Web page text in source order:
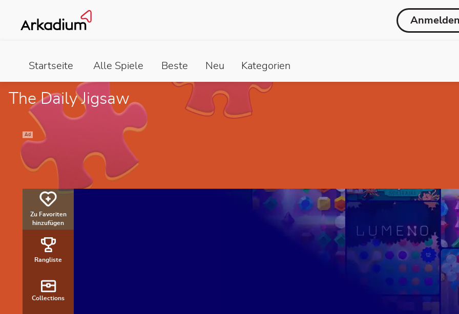
Startseite Alle Spiele Beste Neu Kategorien
The Daily Jigsaw
Zu Favoriten
hinzufügen
Rangliste
Collections
Ad